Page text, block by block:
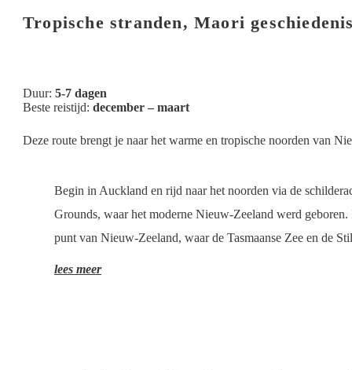
Tropische stranden, Maori
Duur: 5-7 dagen
Beste reistijd: december – maart
Deze route brengt je naar het warme en tropische noorden van
lees meer
Begin in Auckland en rijd naar het noorden via de
Grounds, waar het moderne Nieuw-Zeeland werd
punt van Nieuw-Zeeland, waar de Tasmaanse Zee en de